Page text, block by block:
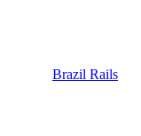
Brazil Rails